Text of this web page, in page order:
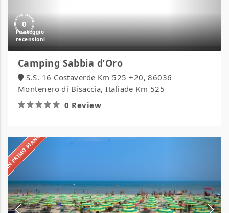
0
Camping Sabbia d’Oro
S.S. 16 Costaverde Km 525 +20, 86036
Montenero di Bisaccia, Italiade Km 525
0 Review
IN PRIMO PIANO